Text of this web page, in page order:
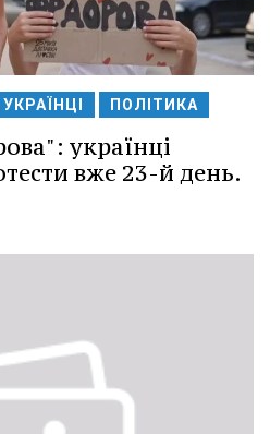
УКРАЇНЦІ ПОЛІТИКА
українці
вже 23-й день.